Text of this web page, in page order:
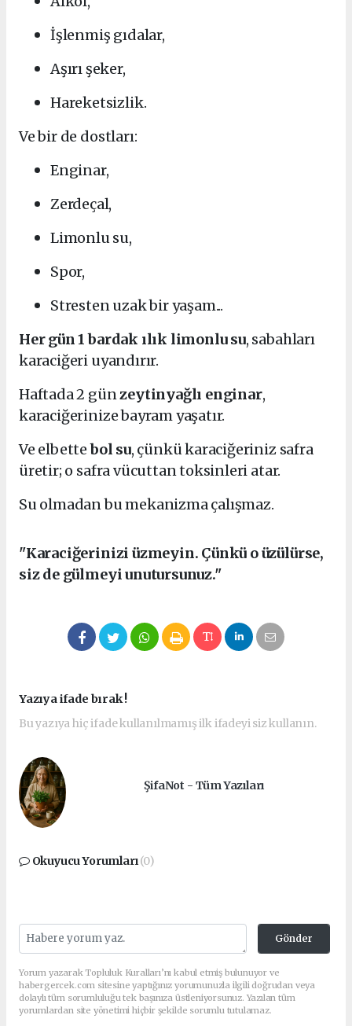
İşlenmiş gıdalar,
Aşırı şeker,
Hareketsizlik.
Ve bir de dostları:
Enginar,
Zerdeçal,
Limonlu su,
Spor,
Stresten uzak bir yaşam...
Her gün 1 bardak ılık limonlu su, sabahları
karaciğeri uyandırır.
Haftada 2 günzeytinyağlı enginar,
karaciğerinize bayram yaşatır.
Ve elbettebol su, çünkü karaciğeriniz safra
üretir; o safra vücuttan toksinleri atar.
Su olmadan bu mekanizma çalışmaz.
"Karaciğerinizi üzmeyin. Çünkü o üzülürse,
siz de gülmeyi unutursunuz."
Yazıya ifade bırak !
Bu yazıya hiç ifade kullanılmamış ilk ifadeyi siz kullanın.
ŞifaNot - Tüm Yazıları
Okuyucu Yorumları(0)
Gönder
Yorum yazarak Topluluk Kuralları’nı kabul etmiş bulunuyor ve
habergercek.com sitesine yaptığınız yorumunuzla ilgili doğrudan veya
dolaylı tüm sorumluluğu tek başınıza üstleniyorsunuz. Yazılan tüm
yorumlardan site yönetimi hiçbir şekilde sorumlu tutulamaz.